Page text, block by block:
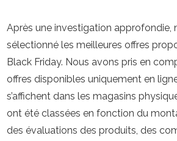
Après une investigation approfondie,
sélectionné les meilleures offres
Black Friday. Nous avons pris en
offres disponibles uniquement en
s’affichent dans les magasins
ont été classées en fonction du
des évaluations des produits, des